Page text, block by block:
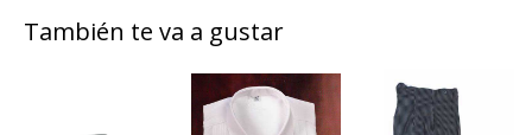
También te va a gustar